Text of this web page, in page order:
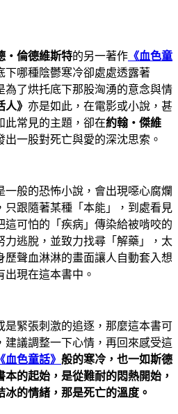
‧倫德維斯特的另一著作 《血色童
下哪種陰鬱寒冷卻處處透露著
為了烘托底下那股洶湧的意念與情
人》 亦是如此，在電影或小說，甚
此常見的主題，卻在約翰‧傑維
出一股對死亡與愛的深沈思索。
般的恐怖小說，會出現噁心腐爛
只跟隨著某種「本能」，到處看見
這可怕的「疾病」傳染給被啃咬的
力逃脫，並致力找尋「解藥」，太
歷聲血淋淋的畫面讓人自動套入想
現在這本書中。
是緊張刺激的追逐，那麼這本書可
建議調整一下心情，再回來感受這
《血色童話》 般的寒冷，也一如斯德
的起始，是從難耐的悶熱開始，
的情緒，那是死亡的溫度。